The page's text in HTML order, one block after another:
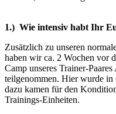
1.) Wie intensiv habt Ihr
Zusätzlich zu unseren
haben wir ca. 2 Wochen vor
Camp unseres Trainer-
teilgenommen. Hier wurde in
dazu kamen für den
Trainings-Einheiten.